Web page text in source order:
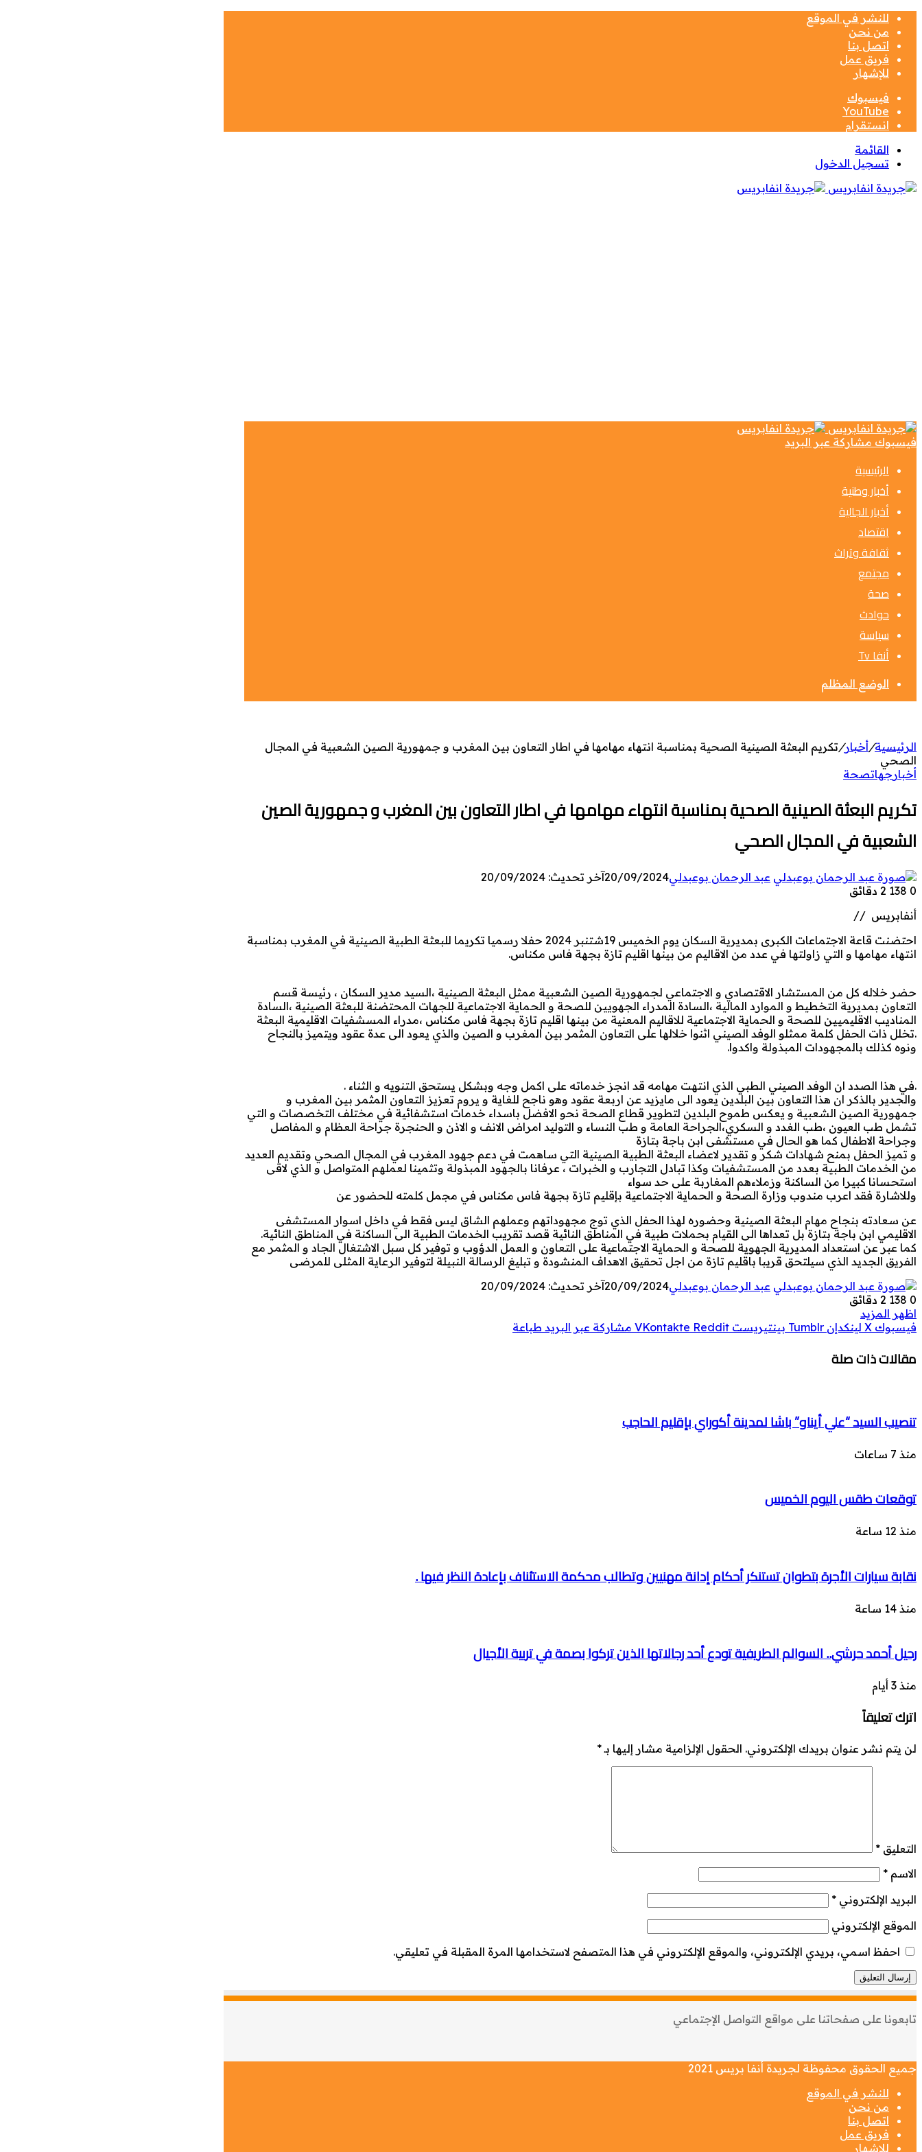
للنشر في الموقع
من نحن
اتصل بنا
فريق عمل
للإشهار
فيسبوك
‫YouTube
انستقرام
القائمة
تسجيل الدخول
فيسبوك مشاركة عبر البريد
الرئيسية
أخبار وطنية
أخبار الجالية
اقتصاد
ثقافة وتراث
مجتمع
صحة
حوادث
سياسة
أنفا Tv
الوضع المظلم
الرئيسية/أخبار/تكريم البعثة الصينية الصحية بمناسبة انتهاء مهامها في اطار التعاون بين المغرب و جمهورية الصين الشعبية في المجال
الصحي
أخبار جهاتصحة
تكريم البعثة الصينية الصحية بمناسبة انتهاء مهامها في اطار التعاون بين المغرب و جمهورية الصين
الشعبية في المجال الصحي
عبد الرحمان بوعبدلي20/09/2024آخر تحديث: 20/09/2024
0
2 دقائق
أنفابريس //
احتضنت قاعة الاجتماعات الكبرى بمديرية السكان يوم الخميس 19شتنبر 2024 حفلا رسميا تكريما للبعثة الطبية الصينية في المغرب بمناسبة
انتهاء مهامها و التي زاولتها في عدد من الاقاليم من بينها اقليم تازة بجهة فاس مكناس.
حضر خلاله كل من المستشار الاقتصادي و الاجتماعي لجمهورية الصين الشعبية ممثل البعثة الصينية ،السيد مدير السكان ، رئيسة قسم
التعاون بمديرية التخطيط و الموارد المالية ،السادة المدراء الجهويين للصحة و الحماية الاجتماعية للجهات المحتضنة للبعثة الصينية ،السادة
المناديب الاقليميين للصحة و الحماية الاجتماعية للاقاليم المعنية من بينها اقليم تازة بجهة فاس مكناس ،مدراء المسشفيات الاقليمية البعثة
.تخلل ذات الحفل كلمة ممثلو الوفد الصيني اثنوا خلالها على التعاون المثمر بين المغرب و الصين والذي يعود الى عدة عقود ويتميز بالنجاح
ونوه كذلك بالمجهودات المبذولة واكدوا.
.في هذا الصدد ان الوفد الصيني الطبي الذي انتهت مهامه قد انجز خدماته على اكمل وجه وبشكل يستحق التنويه و الثناء .
والجدير بالذكر ان هذا التعاون بين البلدين يعود الى مايزيد عن اربعة عقود وهو ناجح للغاية و يروم تعزيز التعاون المثمر بين المغرب و
جمهورية الصين الشعبية و يعكس طموح البلدين لتطوير قطاع الصحة نحو الافضل باسداء خدمات استشفائية في مختلف التخصصات و التي
تشمل طب العيون ،طب الغدد و السكري،الجراحة العامة و طب النساء و التوليد امراض الانف و الاذن و الحنجرة جراحة العظام و المفاصل
وجراحة الاطفال كما هو الحال في مستشفى ابن باجة بتازة
و تميز الحفل بمنح شهادات شكر و تقدير لاعضاء البعثة الطبية الصينية التي ساهمت في دعم جهود المغرب في المجال الصحي وتقديم العديد
من الخدمات الطبية بعدد من المستشفيات وكذا تبادل التجارب و الخبرات ، عرفانا بالجهود المبذولة وتثمينا لعملهم المتواصل و الذي لاقى
استحسانا كبيرا من الساكنة وزملاءهم المغاربة على حد سواء
وللاشارة فقد اعرب مندوب وزارة الصحة و الحماية الاجتماعية بإقليم تازة بجهة فاس مكناس في مجمل كلمته للحضور عن
عن سعادته بنجاح مهام البعثة الصينية وحضوره لهذا الحفل الذي توج مجهوداتهم وعملهم الشاق ليس فقط في داخل اسوار المستشفى
الاقليمي ابن باجة بتازة بل تعداها الى القيام بحملات طبية في المناطق النائية قصد تقريب الخدمات الطبية الى الساكنة في المناطق النائية.
كما عبر عن استعداد المديرية الجهوية للصحة و الحماية الاجتماعية على التعاون و العمل الدؤوب و توفير كل سبل الاشتغال الجاد و المثمر مع
الفريق الجديد الذي سيلتحق قريبا باقليم تازة من اجل تحقيق الاهداف المنشودة و تبليغ الرسالة النبيلة لتوفير الرعاية المثلى للمرضى
عبد الرحمان بوعبدلي20/09/2024آخر تحديث: 20/09/2024
0
2 دقائق
اظهر المزيد
فيسبوك ‫X لينكدإن بينتيريست مشاركة عبر البريد طباعة
مقالات ذات صلة
تنصيب السيد “علي أيناو” باشا لمدينة أكوراي بإقليم الحاجب
منذ 7 ساعات
توقعات طقس اليوم الخميس
منذ 12 ساعة
نقابة سيارات الأجرة بتطوان تستنكر أحكام إدانة مهنيين وتطالب محكمة الاستئناف بإعادة النظر فيها .
منذ 14 ساعة
رحيل أحمد حرشي.. السوالم الطريفية تودع أحد رجالاتها الذين تركوا بصمة في تربية الأجيال
منذ 3 أيام
اترك تعليقاً
لن يتم نشر عنوان بريدك الإلكتروني. الحقول الإلزامية مشار إليها بـ*
التعليق *
الاسم *
البريد الإلكتروني *
الموقع الإلكتروني
احفظ اسمي، بريدي الإلكتروني، والموقع الإلكتروني في هذا المتصفح لاستخدامها المرة المقبلة في تعليقي.
تابعونا على صفحاتنا على مواقع التواصل الإجتماعي
جميع الحقوق محفوظة لجريدة أنفا بريس 2021
للنشر في الموقع
من نحن
اتصل بنا
فريق عمل
للإشهار